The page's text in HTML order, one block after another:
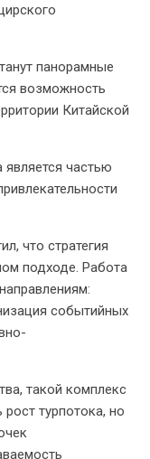
панорамные
возможность
Китайской
является частью
что стратегия
подходе. Работа
событийных
такой комплекс
турпотока, но